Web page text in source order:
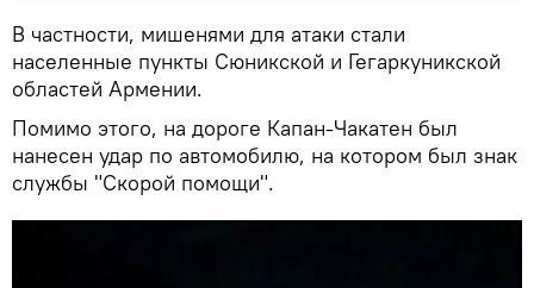
В частности, мишенями для атаки стали
населенные пункты Сюникской и Гегаркуникской
областей Армении.
Помимо этого, на дороге Капан-Чакатен был
нанесен удар по автомобилю, на котором был знак
службы "Скорой помощи".